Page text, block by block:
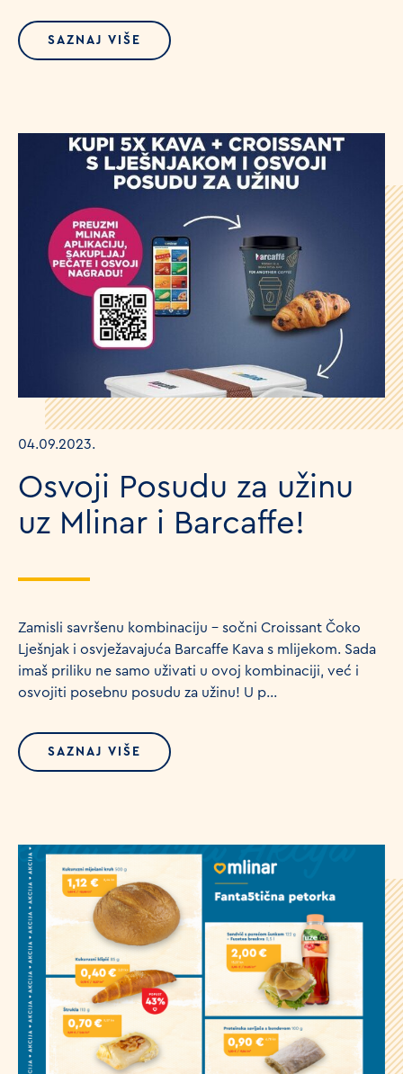
SAZNAJ VIŠE
04.09.2023.
Osvoji Posudu za užinu
uz Mlinar i Barcaffe!
Zamisli savršenu kombinaciju – sočni Croissant Čoko
Lješnjak i osvježavajuća Barcaffe Kava s mlijekom. Sada
imaš priliku ne samo uživati u ovoj kombinaciji, već i
osvojiti posebnu posudu za užinu! U p...
SAZNAJ VIŠE